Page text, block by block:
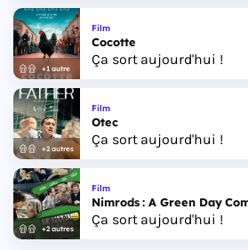
+1 autre
Film
Cocotte
Ça sort aujourd'hui !
+2 autres
Film
Otec
Ça sort aujourd'hui !
+2 autres
Film
Nimrods : A Green Day
Ça sort aujourd'hui !